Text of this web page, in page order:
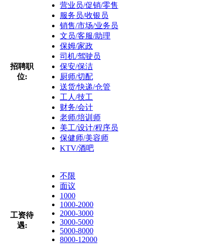
招聘职
位:
营业员/促销/零售
服务员/收银员
销售/市场/业务员
文员/客服/助理
保姆/家政
司机/驾驶员
保安/保洁
厨师/切配
送货/快递/仓管
工人/技工
财务/会计
老师/培训师
美工/设计/程序员
保健师/美容师
KTV/酒吧
工资待
遇:
不限
面议
1000
1000-2000
2000-3000
3000-5000
5000-8000
8000-12000